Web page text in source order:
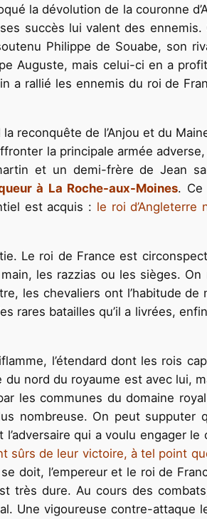
la dévolution de la couronne
succès lui valent des ennemis.
Philippe de Souabe, son
Auguste, mais celui-ci en a
a rallié les ennemis du roi de
reconquête de l’Anjou et du
la principale armée
et un demi-frère de Jean
à La Roche-aux-Moines. Ce
est acquis : le roi d’Angleterre
Le roi de France est
les razzias ou les sièges. On
les chevaliers ont l’habitude de
rares batailles qu’il a livrées,
l’étendard dont les rois
nord du royaume est avec lui,
les communes du domaine
nombreuse. On peut supputer
l’adversaire qui a voulu engager le
sûrs de leur victoire, à tel point
doit, l’empereur et le roi de
très dure. Au cours des
Une vigoureuse contre-attaque